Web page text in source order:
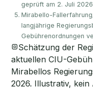
geprüft am 2. Juli 2026
Mirabello-
langjährige
Gebührenordnungen
Schätzung der
aktuellen CIU-
Mirabellos
2026. Illustrativ,